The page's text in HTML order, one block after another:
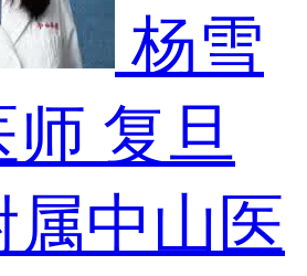
杨雪
师 复旦
属中山医